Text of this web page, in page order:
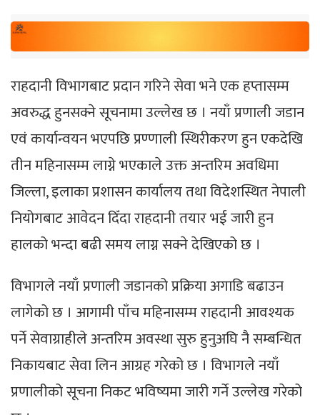
राहदानी विभागबाट प्रदान गरिने सेवा भने एक हप्तासम्म
अवरुद्ध हुनसक्ने सूचनामा उल्लेख छ । नयाँ प्रणाली जडान
एवं कार्यान्वयन भएपछि प्रण्णाली स्थिरीकरण हुन एकदेखि
तीन महिनासम्म लाग्ने भएकाले उक्त अन्तरिम अवधिमा
जिल्ला, इलाका प्रशासन कार्यालय तथा विदेशस्थित नेपाली
नियोगबाट आवेदन दिँदा राहदानी तयार भई जारी हुन
हालको भन्दा बढी समय लाग्न सक्ने देखिएको छ ।
विभागले नयाँ प्रणाली जडानको प्रक्रिया अगाडि बढाउन
लागेको छ । आगामी पाँच महिनासम्म राहदानी आवश्यक
पर्ने सेवाग्राहीले अन्तरिम अवस्था सुरु हुनुअघि नै सम्बन्धित
निकायबाट सेवा लिन आग्रह गरेको छ । विभागले नयाँ
प्रणालीको सूचना निकट भविष्यमा जारी गर्ने उल्लेख गरेको